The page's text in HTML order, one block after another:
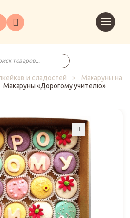
Корпоративным
клиентам
в
корзину
и сладостей >
Макаруны на
Макаруны «Дорогому учителю»